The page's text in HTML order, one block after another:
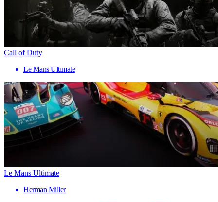
Call of Duty
Le Mans Ultimate
Le Mans Ultimate
Herman Miller